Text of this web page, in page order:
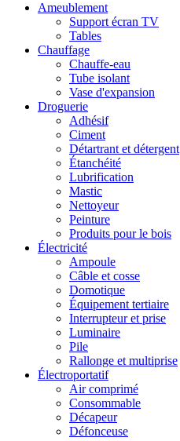
Ameublement
Support écran TV
Tables
Chauffage
Chauffe-eau
Tube isolant
Vase d'expansion
Droguerie
Adhésif
Ciment
Détartrant et détergent
Étanchéité
Lubrification
Mastic
Nettoyeur
Peinture
Produits pour le bois
Électricité
Ampoule
Câble et cosse
Domotique
Équipement tertiaire
Interrupteur et prise
Luminaire
Pile
Rallonge et multiprise
Électroportatif
Air comprimé
Consommable
Décapeur
Défonceuse